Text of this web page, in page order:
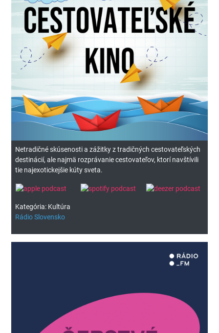
Netradičné skúsenosti a zážitky z tradičných cestovateľských
destinácií, ale najmä rozprávanie cestovateľov, ktorí navštívili
tie najexotickejšie kúty sveta.
Kategória: Kultúra
Rádio Slovensko